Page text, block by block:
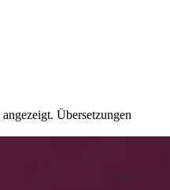
Übersetzungen